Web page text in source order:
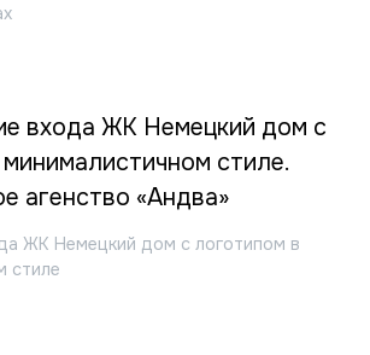
ЖК Немецкий дом с логотипом в
стиле